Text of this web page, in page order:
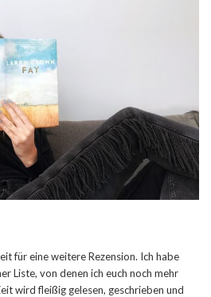
für eine weitere Rezension. Ich habe
Liste, von denen ich euch noch mehr
wird fleißig gelesen, geschrieben und